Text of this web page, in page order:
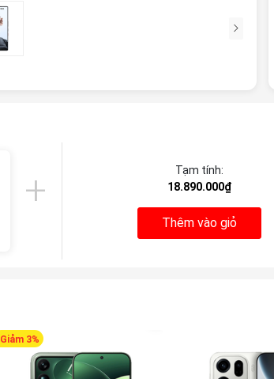
Tạm tính:
18.890.000₫
Thêm vào giỏ
Giảm 3%